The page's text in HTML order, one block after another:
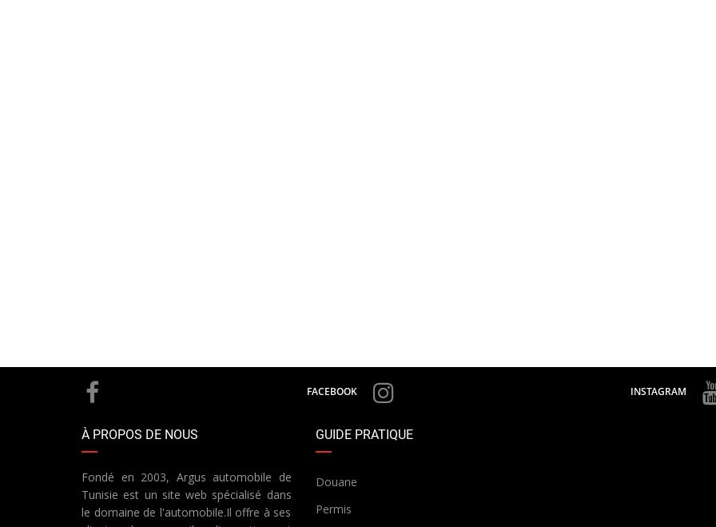
FACEBOOK INSTAGRAM
À PROPOS DE NOUS
Fondé en 2003, Argus automobile de
Tunisie est un site web spécialisé dans
le domaine de l'automobile.Il offre à ses
GUIDE PRATIQUE
Douane
Permis